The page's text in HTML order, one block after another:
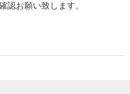
認お願い致します。